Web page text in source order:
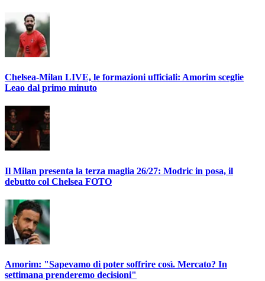
Chelsea-Milan LIVE, le formazioni ufficiali: Amorim sceglie
Leao dal primo minuto
Il Milan presenta la terza maglia 26/27: Modric in posa, il
debutto col Chelsea FOTO
Amorim: "Sapevamo di poter soffrire così. Mercato? In
settimana prenderemo decisioni"